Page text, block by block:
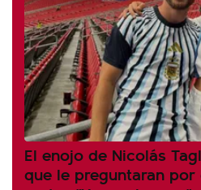
El enojo de Nicolás
que le preguntaran por